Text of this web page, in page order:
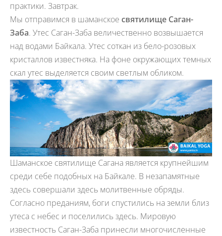
практики. Завтрак.
Мы отправимся в шаманское святилище Саган-
Заба. Утес Саган-Заба величественно возвышается
над водами Байкала. Утес соткан из бело-розовых
кристаллов известняка. На фоне окружающих темных
скал утес выделяется своим светлым обликом.
Шаманское святилище Сагана является крупнейшим
среди себе подобных на Байкале. В незапамятные
здесь совершали здесь молитвенные обряды.
Согласно преданиям, боги спустились на земли близ
утеса с небес и поселились здесь. Мировую
известность Саган-Заба принесли многочисленные